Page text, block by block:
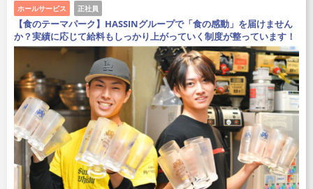
ホールサービス 正社員
【食のテーマパーク】HASSINグループで「食の感動」を届けません
か？実績に応じて給料もしっかり上がっていく制度が整っています！